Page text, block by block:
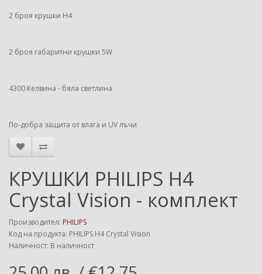
2 броя крушки H4
2 броя габаритни крушки 5W
4300 Келвина - бяла светлина
По-добра защита от влага и UV лъчи
КРУШКИ PHILIPS H4
Crystal Vision - комплект
Производител: PHILIPS
Код на продукта: PHILIPS H4 Crystal Vision
Наличност: В наличност